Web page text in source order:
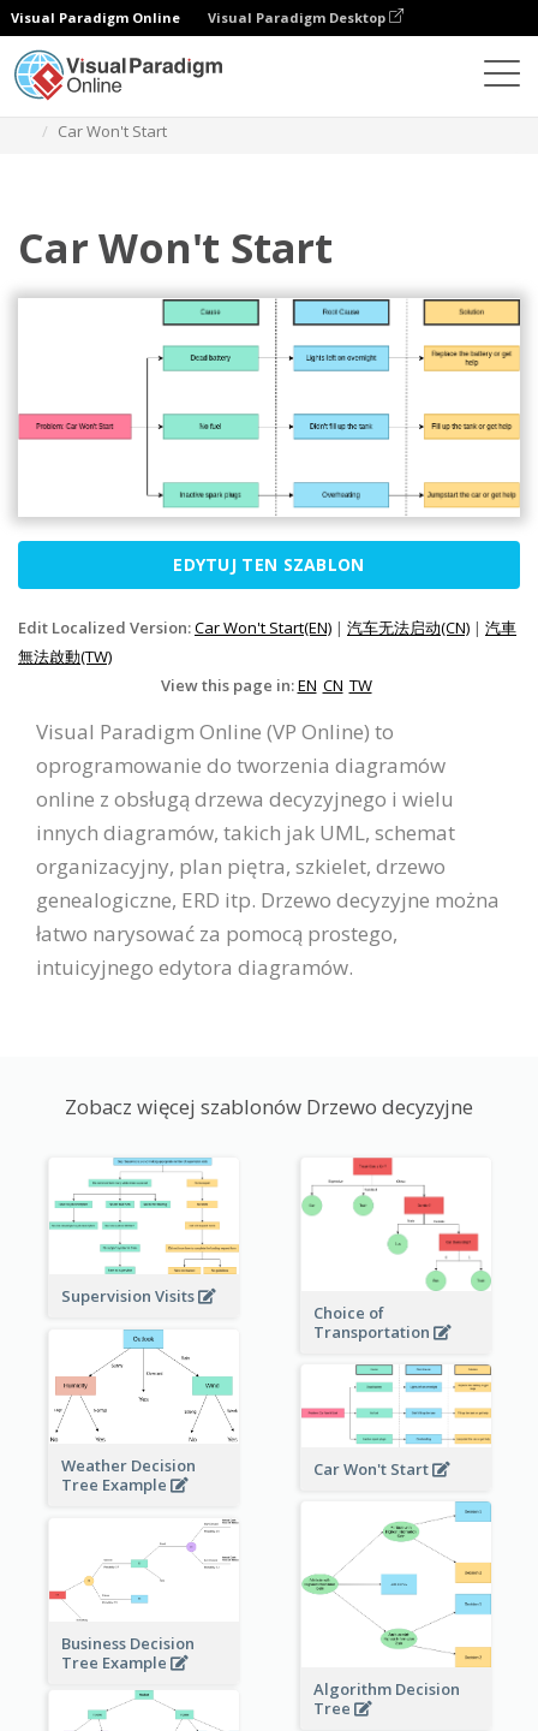
Visual Paradigm Online Visual Paradigm Desktop
Car Won't Start
Car Won't Start
EDYTUJ TEN SZABLON
Edit Localized Version:Car Won't Start(EN) | 汽车无法启动(CN) | 汽車
無法啟動(TW)
View this page in:EN CN TW
Visual Paradigm Online (VP Online) to
oprogramowanie do tworzenia diagramów
online z obsługą drzewa decyzyjnego i wielu
innych diagramów, takich jak UML, schemat
organizacyjny, plan piętra, szkielet, drzewo
genealogiczne, ERD itp. Drzewo decyzyjne można
łatwo narysować za pomocą prostego,
intuicyjnego edytora diagramów.
Zobacz więcej szablonów Drzewo decyzyjne
Supervision Visits
Choice of
Transportation
Weather Decision
Tree Example
Car Won't Start
Algorithm Decision
Tree
Business Decision
Tree Example